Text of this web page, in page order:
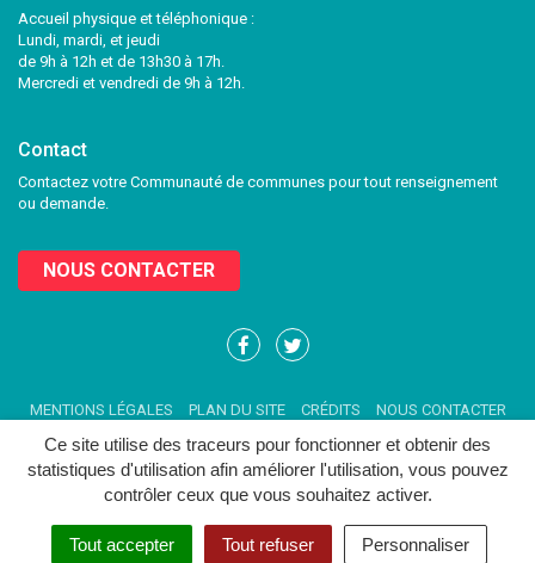
Ce site utilise des traceurs pour fonctionner et obtenir des
statistiques d'utilisation afin améliorer l'utilisation, vous pouvez
contrôler ceux que vous souhaitez activer.
Tout accepter Tout refuser Personnaliser
Accueil physique et téléphonique :
Lundi, mardi, et jeudi
de 9h à 12h et de 13h30 à 17h.
Mercredi et vendredi de 9h à 12h.
Contact
Contactez votre Communauté de communes pour tout renseignement
ou demande.
NOUS CONTACTER
Lien
compte
Facebook
Lien
compte
Twitter
MENTIONS LÉGALES PLAN DU SITE CRÉDITS NOUS CONTACTER